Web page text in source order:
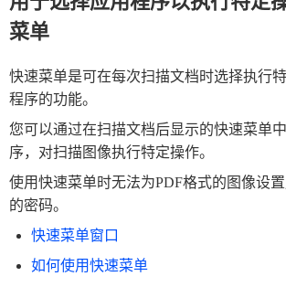
菜单
快速菜单是可在每次扫描文档时选择执行
程序的功能。
您可以通过在扫描文档后显示的快速菜单
序，对扫描图像执行特定操作。
使用快速菜单时无法为PDF格式的图像设
的密码。
快速菜单窗口
如何使用快速菜单